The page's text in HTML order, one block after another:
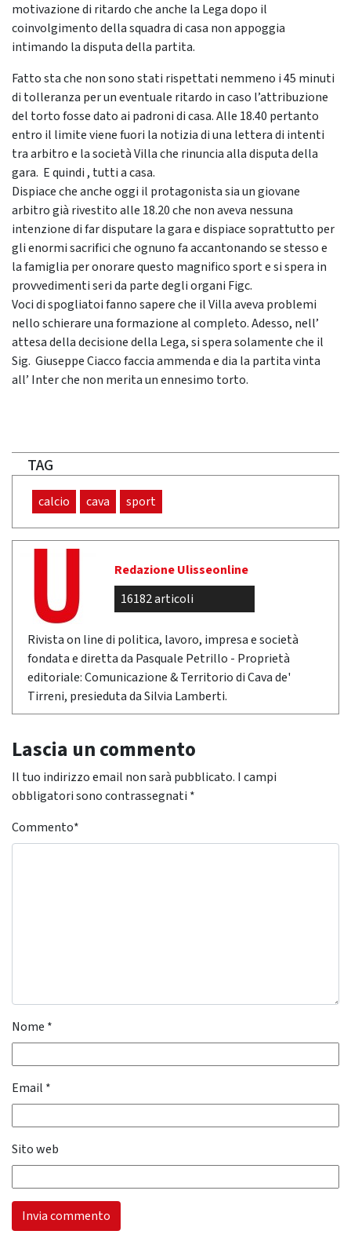
motivazione di ritardo che anche la Lega dopo il
coinvolgimento della squadra di casa non appoggia
intimando la disputa della partita.
Fatto sta che non sono stati rispettati nemmeno i 45 minuti
di tolleranza per un eventuale ritardo in caso l’attribuzione
del torto fosse dato ai padroni di casa. Alle 18.40 pertanto
entro il limite viene fuori la notizia di una lettera di intenti
tra arbitro e la società Villa che rinuncia alla disputa della
gara. E quindi , tutti a casa.
Dispiace che anche oggi il protagonista sia un giovane
arbitro già rivestito alle 18.20 che non aveva nessuna
intenzione di far disputare la gara e dispiace soprattutto per
gli enormi sacrifici che ognuno fa accantonando se stesso e
la famiglia per onorare questo magnifico sport e si spera in
provvedimenti seri da parte degli organi Figc.
Voci di spogliatoi fanno sapere che il Villa aveva problemi
nello schierare una formazione al completo. Adesso, nell’
attesa della decisione della Lega, si spera solamente che il
Sig. Giuseppe Ciacco faccia ammenda e dia la partita vinta
all’ Inter che non merita un ennesimo torto.
TAG
calcio cava sport
Redazione Ulisseonline
16182 articoli
Rivista on line di politica, lavoro, impresa e società
fondata e diretta da Pasquale Petrillo - Proprietà
editoriale: Comunicazione & Territorio di Cava de'
Tirreni, presieduta da Silvia Lamberti.
Lascia un commento
Il tuo indirizzo email non sarà pubblicato. I campi
obbligatori sono contrassegnati *
Commento*
Nome *
Email *
Sito web